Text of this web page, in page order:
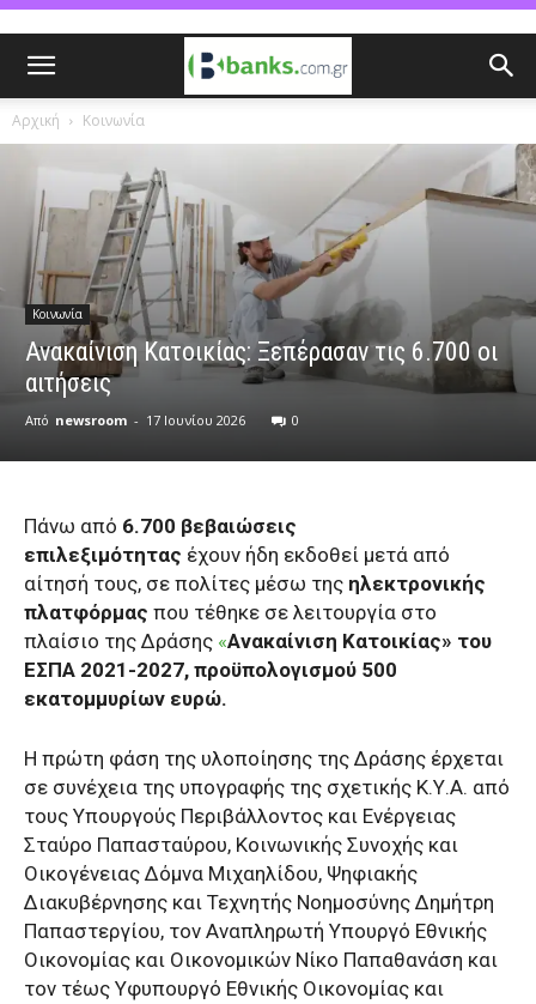
Αρχική Κοινωνία
Κοινωνία
Ανακαίνιση Κατοικίας: Ξεπέρασαν τις 6.700 οι
αιτήσεις
Από newsroom - 17 Ιουνίου 2026 0
Πάνω από 6.700 βεβαιώσεις
επιλεξιμότητας έχουν ήδη εκδοθεί μετά από
αίτησή τους, σε πολίτες μέσω της ηλεκτρονικής
πλατφόρμας που τέθηκε σε λειτουργία στο
πλαίσιο της Δράσης «Ανακαίνιση Κατοικίας» του
ΕΣΠΑ 2021-2027, προϋπολογισμού 500
εκατομμυρίων ευρώ.
Η πρώτη φάση της υλοποίησης της Δράσης έρχεται
σε συνέχεια της υπογραφής της σχετικής Κ.Υ.Α. από
τους Υπουργούς Περιβάλλοντος και Ενέργειας
Σταύρο Παπασταύρου, Κοινωνικής Συνοχής και
Οικογένειας Δόμνα Μιχαηλίδου, Ψηφιακής
Διακυβέρνησης και Τεχνητής Νοημοσύνης Δημήτρη
Παπαστεργίου, τον Αναπληρωτή Υπουργό Εθνικής
Οικονομίας και Οικονομικών Νίκο Παπαθανάση και
τον τέως Υφυπουργό Εθνικής Οικονομίας και